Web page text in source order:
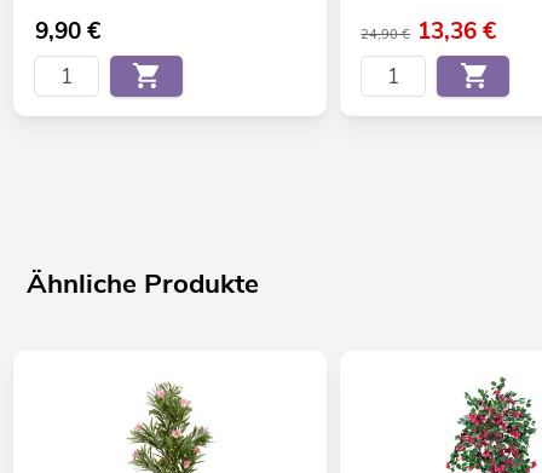
9,90€ 24,90 € 13,36€
Ähnliche Produkte